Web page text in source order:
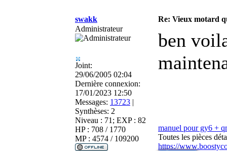
swakk
Re: Vieux motard
Administrateur
Joint:
29/06/2005 02:04
Dernière connexion:
17/01/2023 12:50
Messages: 13723 |
Synthèses: 2
Niveau : 71; EXP : 82
HP : 708 / 1770
MP : 4574 / 109200
ben
manuel pour gy6 +
Toutes les pièces
https://